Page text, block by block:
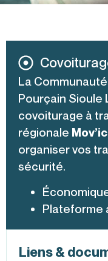
La
Pourçain Sioule
covoiturage à
régionale
organiser vos
sécurité.
Plateforme
Liens &